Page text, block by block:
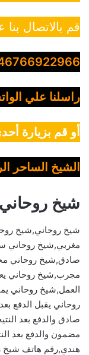
قم بالاتصال
راسلنا علي
أو قم بزيارة
الشيخ الساحر
شيخ
شيخ روحاني,شيخ
مغربي,شيخ روحاني
صادق,شيخ روحاني
مجرب,شيخ روحاني
العمل,شيخ روحاني
روحاني يقبل الدفع
صادق والدفع بعد
مضمون والدفع بعد
هندي,رقم هاتف شيخ